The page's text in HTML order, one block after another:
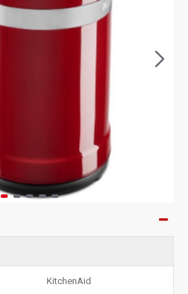
KitchenAid